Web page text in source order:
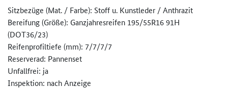
Sitzbezüge (Mat. / Farbe): Stoff u. Kunstleder / Anthrazit
Bereifung (Größe): Ganzjahresreifen 195/55R16 91H
(DOT36/23)
Reifenprofiltiefe (mm): 7/7/7/7
Reserverad: Pannenset
Unfallfrei: ja
Inspektion: nach Anzeige